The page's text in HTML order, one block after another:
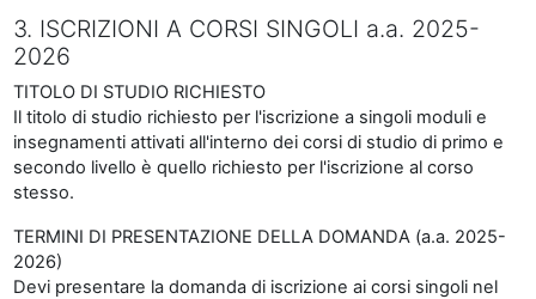
3. ISCRIZIONI A CORSI SINGOLI a.a. 2025-
2026
TITOLO DI STUDIO RICHIESTO
Il titolo di studio richiesto per l'iscrizione a singoli moduli e
insegnamenti attivati all'interno dei corsi di studio di primo e
secondo livello è quello richiesto per l'iscrizione al corso
stesso.
TERMINI DI PRESENTAZIONE DELLA DOMANDA (a.a. 2025-
2026)
Devi presentare la domanda di iscrizione ai corsi singoli nel